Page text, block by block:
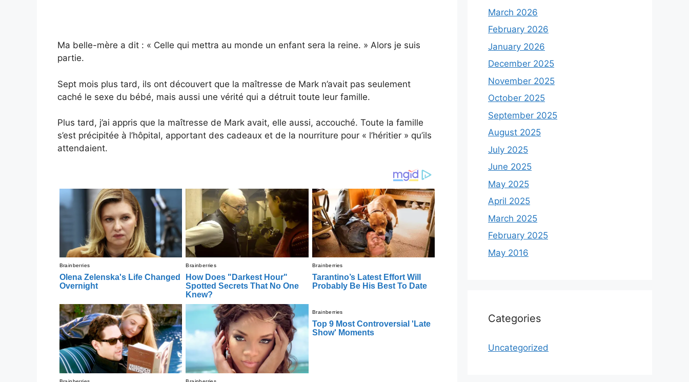
Ma belle-mère a dit : « Celle qui mettra au monde un enfant sera la reine. » Alors je suis
partie.
Sept mois plus tard, ils ont découvert que la maîtresse de Mark n’avait pas seulement
caché le sexe du bébé, mais aussi une vérité qui a détruit toute leur famille.
Plus tard, j’ai appris que la maîtresse de Mark avait, elle aussi, accouché. Toute la famille
s’est précipitée à l’hôpital, apportant des cadeaux et de la nourriture pour « l’héritier » qu’ils
attendaient.
March 2026
February 2026
January 2026
December 2025
November 2025
October 2025
September 2025
August 2025
July 2025
June 2025
May 2025
April 2025
March 2025
February 2025
May 2016
Categories
Uncategorized